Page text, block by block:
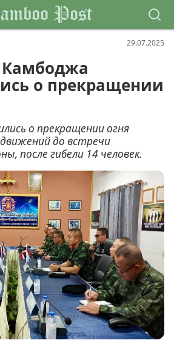
Post
29.07.2025
о прекращении
о прекращении огня
до встречи
после гибели 14 человек.